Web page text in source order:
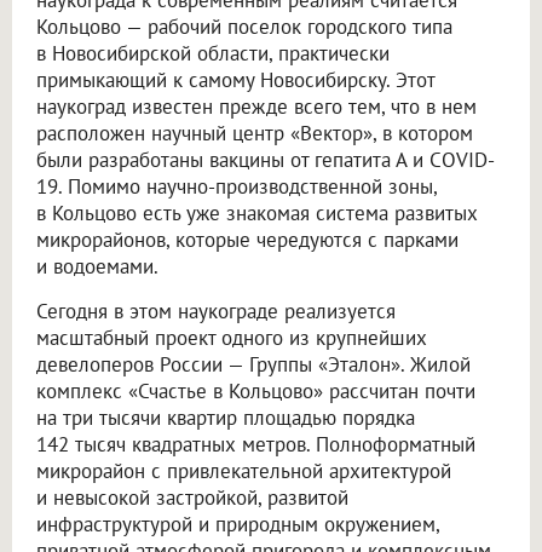
Кольцово — рабочий поселок городского типа
в Новосибирской области, практически
примыкающий к самому Новосибирску. Этот
наукоград известен прежде всего тем, что в нем
расположен научный центр «Вектор», в котором
были разработаны вакцины от гепатита А и COVID-
19. Помимо научно-производственной зоны,
в Кольцово есть уже знакомая система развитых
микрорайонов, которые чередуются с парками
и водоемами.
Сегодня в этом наукограде реализуется
масштабный проект одного из крупнейших
девелоперов России — Группы «Эталон». Жилой
комплекс «Счастье в Кольцово» рассчитан почти
на три тысячи квартир площадью порядка
142 тысяч квадратных метров. Полноформатный
микрорайон с привлекательной архитектурой
и невысокой застройкой, развитой
инфраструктурой и природным окружением,